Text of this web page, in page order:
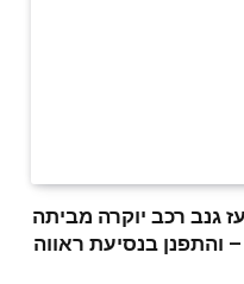
גנב רכב יוקרה מביתה
והתפנן בנסיעת ראווה